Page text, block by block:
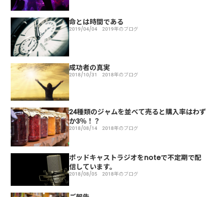
命とは時間である
2019/04/04 2019年のブログ
成功者の真実
2018/10/31 2018年のブログ
24種類のジャムを並べて売ると購入率はわず
か3％！？
2018/08/14 2018年のブログ
ポッドキャストラジオをnoteで不定期で配
信しています。
2018/08/05 2018年のブログ